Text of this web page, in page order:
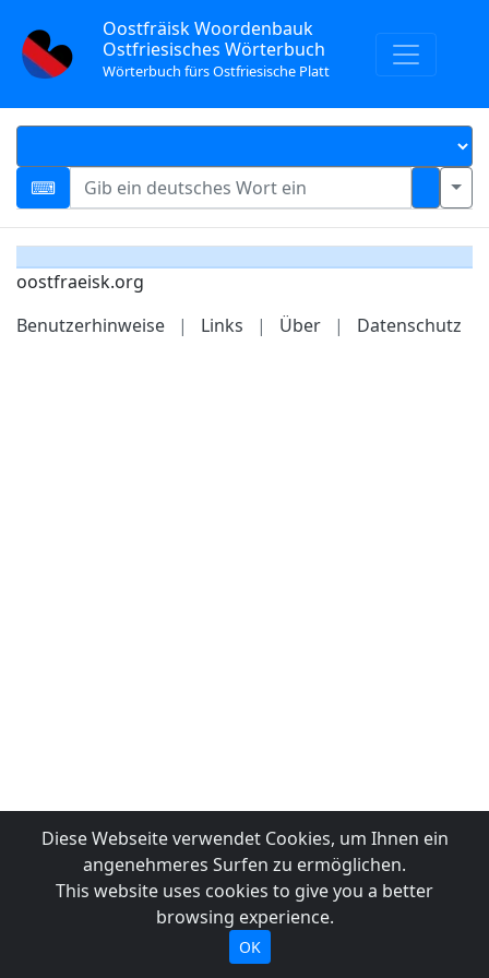
Oostfräisk Woordenbauk
Ostfriesisches Wörterbuch
Wörterbuch fürs Ostfriesische Platt
oostfraeisk.org
Benutzerhinweise
| Links | Über | Datenschutz
Diese Webseite verwendet Cookies, um Ihnen ein
angenehmeres Surfen zu ermöglichen.
This website uses cookies to give you a better
browsing experience.
OK